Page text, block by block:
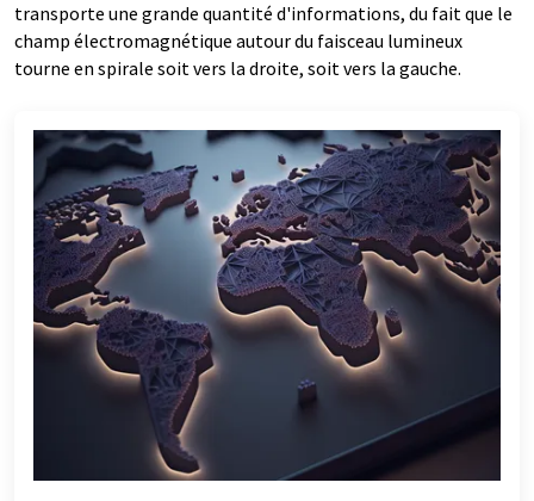
transporte une grande quantité d'informations, du fait que le
champ électromagnétique autour du faisceau lumineux
tourne en spirale soit vers la droite, soit vers la gauche.